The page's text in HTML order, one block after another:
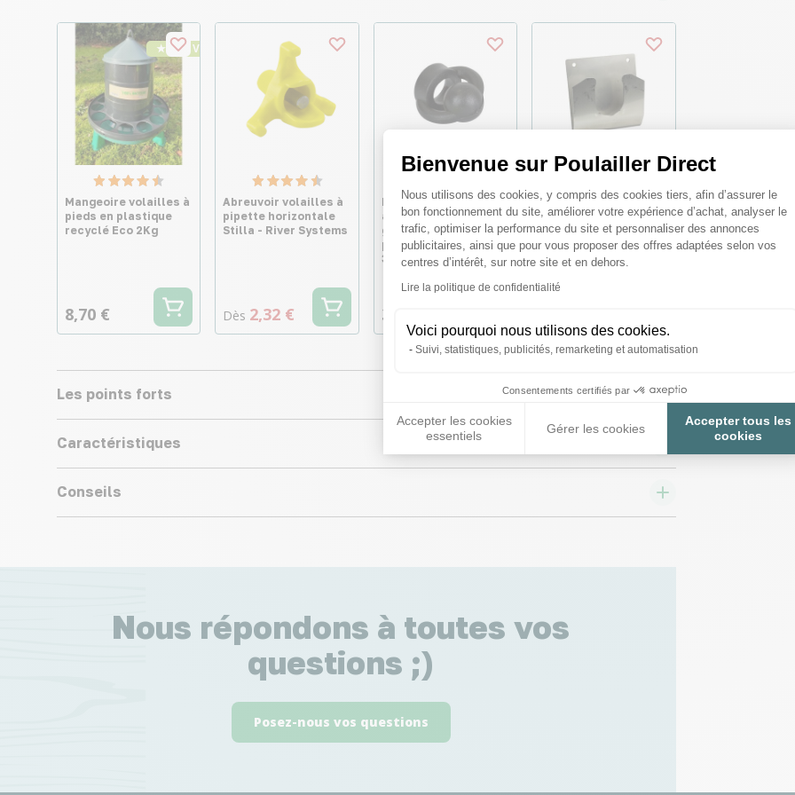
Bienvenue sur Poulailler Direct
Plateforme de Gestion du
Nous utilisons des cookies, y compris des cookies tiers, afin d’assurer le
bon fonctionnement du site, améliorer votre expérience d’achat, analyser le
trafic, optimiser la performance du site et personnaliser des annonces
publicitaires, ainsi que pour vous proposer des offres adaptées selon vos
centres d’intérêt, sur notre site et en dehors.
Lire la politique de confidentialité
Voici pourquoi nous utilisons des cookies.
Suivi, statistiques, publicités, remarketing et automatisation
Consentements certifiés par
Accepter les cookies
essentiels
Gérer les cookies
Accepter tous les
cookies
Axeptio consent
★ Top Vente
Mangeoire volailles à
pieds en plastique
recyclé Eco 2Kg
8,70 €
Abreuvoir volailles à
pipette horizontale
Stilla - River Systems
Dès 2,32 €
Bouchon Doncar pour
abreuvoir volailles
galvanisé et
plastique sur pieds
30L - River Systems
3,10 €
Clip de fixation
flacon anti poux
rouges biologique
pour volailles
Androlis taille M -
Les points forts
Caractéristiques
Conseils
Nous répondons à toutes vos
questions ;)
Posez-nous vos questions